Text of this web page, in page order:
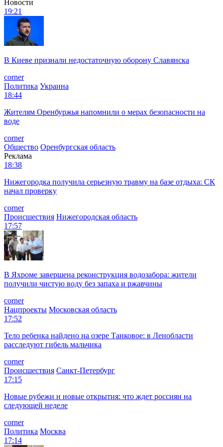
Новости
19:21
В Киеве признали недостаточную оборону Славянска
corner
Политика Украина
18:44
Жителям Оренбуржья напомнили о мерах безопасности на
воде
corner
Общество Оренбургская область
Реклама
18:38
Нижегородка получила серьезную травму на базе отдыха: СК
начал проверку
corner
Происшествия Нижегородская область
17:57
В Яхроме завершена реконструкция водозабора: жители
получили чистую воду без запаха и ржавчины
corner
Нацпроекты Московская область
17:52
Тело ребенка найдено на озере Танковое: в Ленобласти
расследуют гибель мальчика
corner
Происшествия Санкт-Петербург
17:15
Новые рубежи и новые открытия: что ждет россиян на
следующей неделе
corner
Политика Москва
17:14